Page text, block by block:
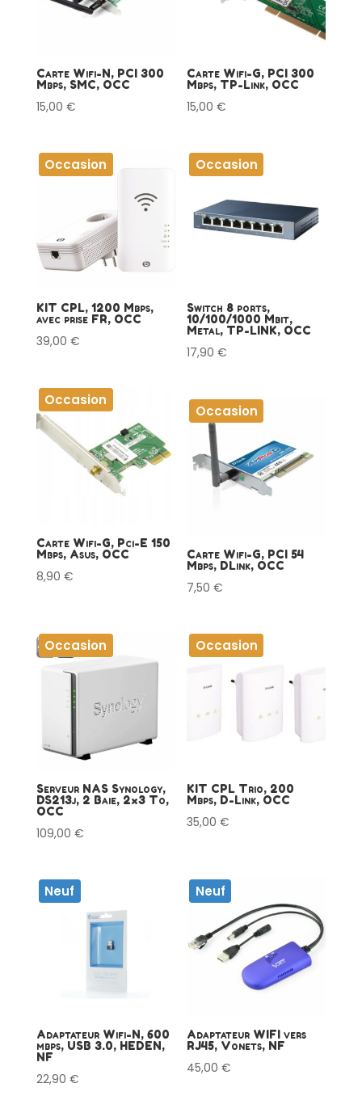
Carte Wifi-N, PCI 300
Mbps, SMC, OCC
15,00 €
Carte Wifi-G, PCI 300
Mbps, TP-Link, OCC
15,00€
Occasion
KIT CPL, 1200 Mbps,
avec prise FR, OCC
39,00 €
Occasion
Switch 8 ports,
10/100/1000 Mbit,
Metal, TP-LINK, OCC
17,90€
Occasion
Carte Wifi-G, Pci-E 150
Mbps, Asus, OCC
8,90 €
Occasion
Carte Wifi-G, PCI 54
Mbps, DLink, OCC
7,50€
Occasion
Serveur NAS Synology,
DS213j, 2 Baie, 2×3 To,
OCC
109,00 €
Occasion
KIT CPL Trio, 200
Mbps, D-Link, OCC
35,00€
Neuf
Adaptateur Wifi-N, 600
mbps, USB 3.0, HEDEN,
NF
22,90 €
Neuf
Adaptateur WIFI vers
RJ45, Vonets, NF
45,00€